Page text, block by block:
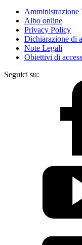
Amministrazione
Albo online
Privacy Policy
Dichiarazione di
Note Legali
Obiettivi di
Seguici su: